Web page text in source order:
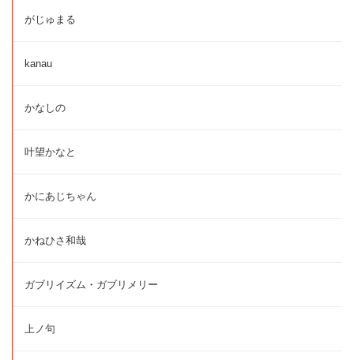
がじゅまる
kanau
かなしの
叶望かなと
かにあじちゃん
かねひさ和哉
ガブリイズム・ガブリメリー
上ノ句